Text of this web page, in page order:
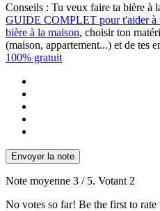
Conseils : Tu veux faire ta bière à
GUIDE COMPLET pour t'aider à
bière à la maison, choisir ton
(maison, appartement...) et de tes
100% gratuit
Envoyer la note
Note moyenne 3 / 5. Votant 2
No votes so far! Be the first to rate